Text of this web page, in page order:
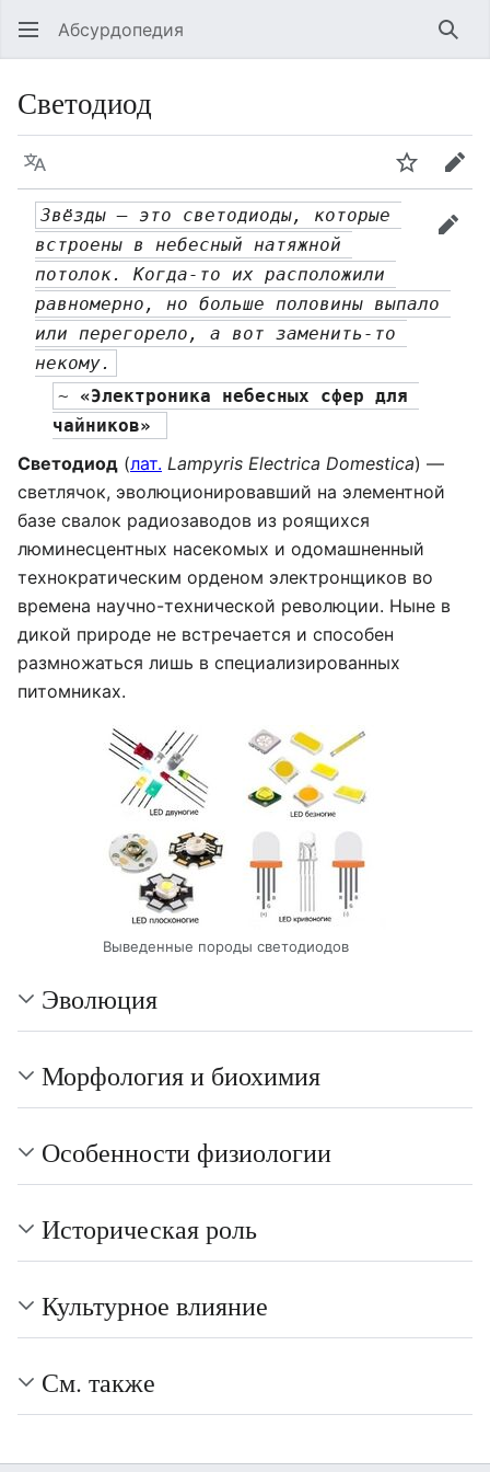
Абсурдопедия
Светодиод
Язык
Звёзды — это светодиоды, которые
встроены в небесный натяжной
потолок. Когда-то их расположили
равномерно, но больше половины выпало
или перегорело, а вот заменить-то
некому.
~ «Электроника небесных сфер для
чайников»
Светодиод (лат. Lampyris Electrica Domestica) —
светлячок, эволюционировавший на элементной
базе свалок радиозаводов из роящихся
люминесцентных насекомых и одомашненный
технократическим орденом электронщиков во
времена научно-технической революции. Ныне в
дикой природе не встречается и способен
размножаться лишь в специализированных
питомниках.
Выведенные породы светодиодов
Эволюция
Морфология и биохимия
Особенности физиологии
Историческая роль
Культурное влияние
См. также